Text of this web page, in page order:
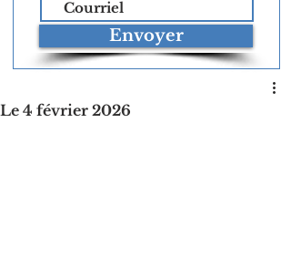
Envoyer
Le 4 février 2026